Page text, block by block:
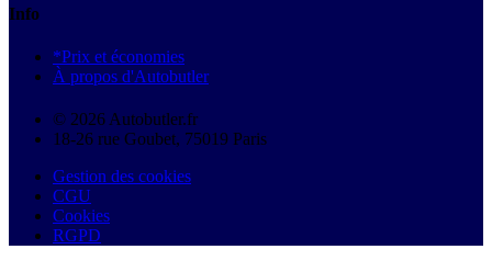
Info
*Prix et économies
À propos d'Autobutler
© 2026 Autobutler.fr
18-26 rue Goubet, 75019 Paris
Gestion des cookies
CGU
Cookies
RGPD